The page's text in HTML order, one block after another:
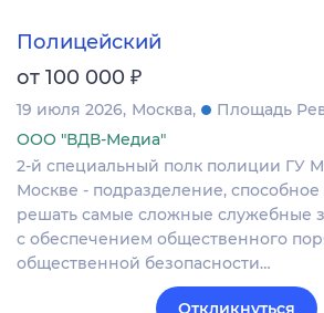
Полицейский
от 100 000 ₽
19 июля 2026 Москва
Площадь
ООО "ВДВ-Медиа"
2-й специальный полк полиции ГУ
Москве - подразделение,
решать самые сложные служебные
с обеспечением общественного
общественной безопасности…
Откликнуться